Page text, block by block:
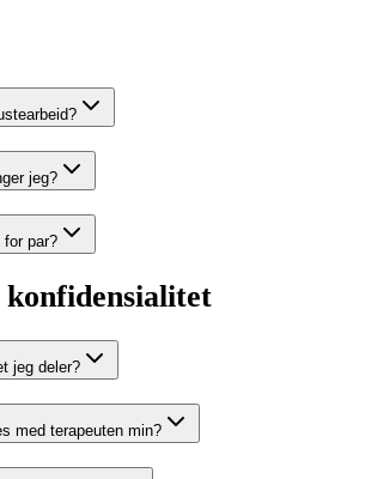
jeg?
for par?
jeg deler?
med terapeuten min?